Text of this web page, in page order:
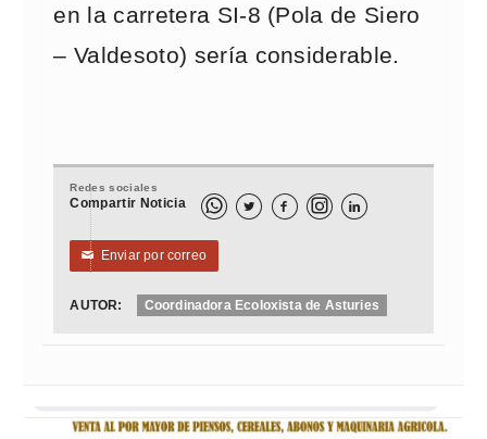
en la carretera SI-8 (Pola de Siero
– Valdesoto) sería considerable.
Redes sociales
Compartir Noticia   
✉ Enviar por correo
AUTOR: Coordinadora Ecoloxista de Asturies